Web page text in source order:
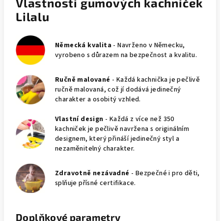
Lilalu
Německá kvalita - Navrženo v Německu,
vyrobeno s důrazem na bezpečnost a kvalitu.
Ručně malované - Každá kachnička je pečlivě
ručně malovaná, což jí dodává jedinečný
charakter a osobitý vzhled.
Vlastní design - Každá z více než 350
kachniček je pečlivě navržena s originálním
designem, který přináší jedinečný styl a
nezaměnitelný charakter.
Zdravotně nezávadné - Bezpečné i pro děti,
splňuje přísné certifikace.
Doplňkové parametry